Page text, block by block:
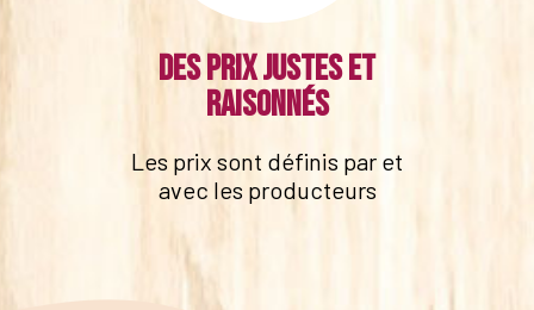
Des prix justes et
raisonnés
Les prix sont définis par et
avec les producteurs